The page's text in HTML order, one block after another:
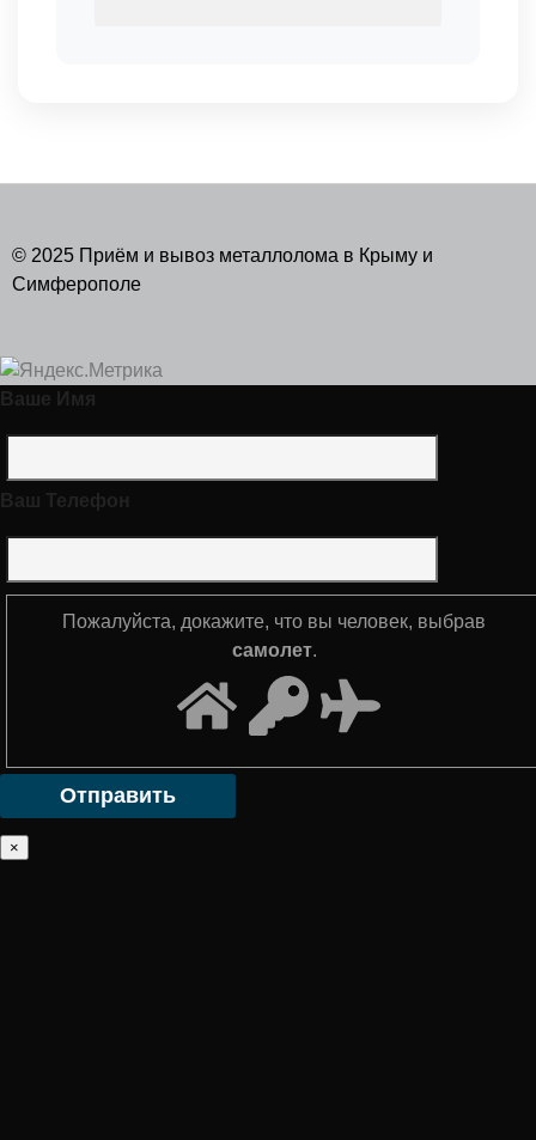
© 2025 Приём и вывоз металлолома в Крыму и
Симферополе
Ваше Имя
Ваш Телефон
Пожалуйста, докажите, что вы человек, выбрав
самолет.
×